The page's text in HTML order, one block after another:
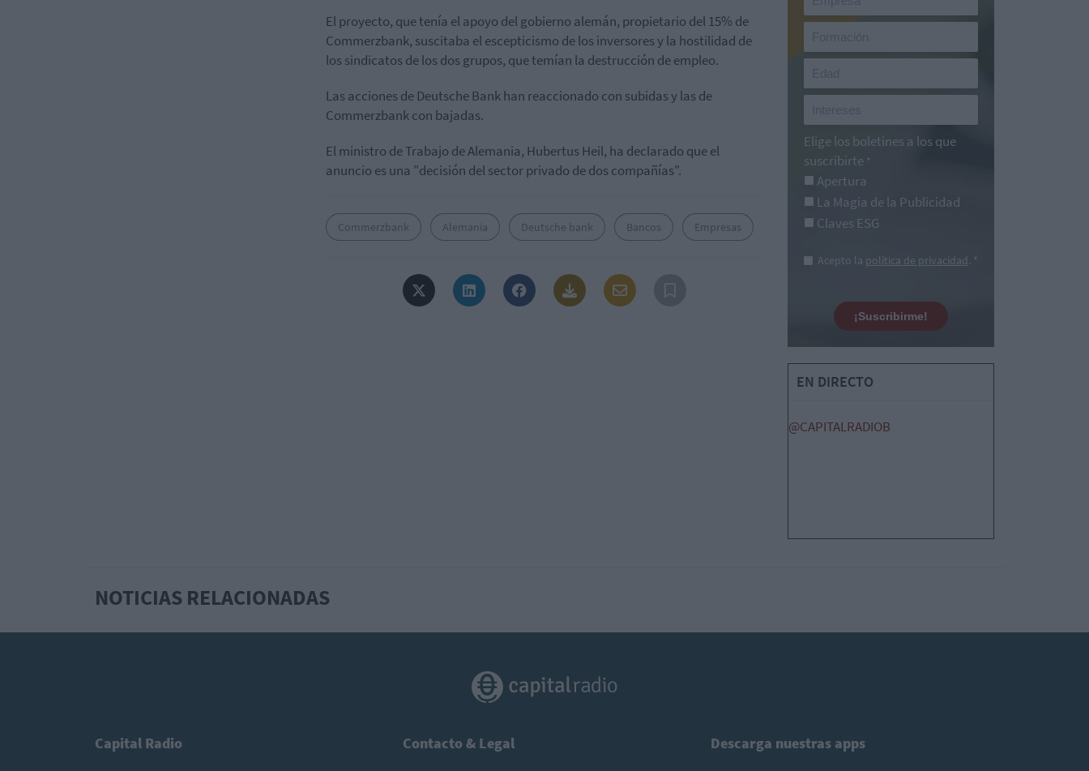
El proyecto, que tenía el apoyo del gobierno alemán, propietario del 15% de
Commerzbank, suscitaba el escepticismo de los inversores y la hostilidad de
los sindicatos de los dos grupos, que temían la destrucción de empleo.
Las acciones de Deutsche Bank han reaccionado con subidas y las de
Commerzbank con bajadas.
El ministro de Trabajo de Alemania, Hubertus Heil, ha declarado que el
anuncio es una "decisión del sector privado de dos compañías".
Commerzbank Alemania Deutsche bank Bancos Empresas
Elige los boletines a los que
suscribirte *
Apertura
La Magia de la Publicidad
Claves ESG
Acepto la política de privacidad. *
¡Suscribirme!
EN DIRECTO
@CAPITALRADIOB
NOTICIAS RELACIONADAS
Capital Radio Contacto & Legal Descarga nuestras apps